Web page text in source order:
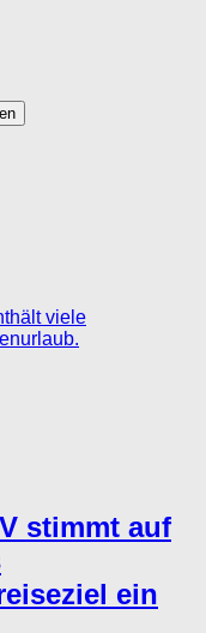
stimmt auf
ein